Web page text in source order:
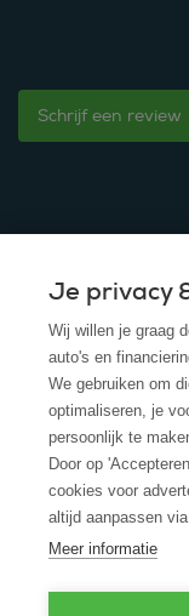
Schrijf een review
© 2025 - ROS
Algemene
Disclaimer
Privacy Policy
Cookies
Cookie policy
Je privacy
Wij willen je graag
auto's en
We gebruiken om
optimaliseren, je
persoonlijk te
Door op
cookies voor
altijd aanpassen
Meer informatie